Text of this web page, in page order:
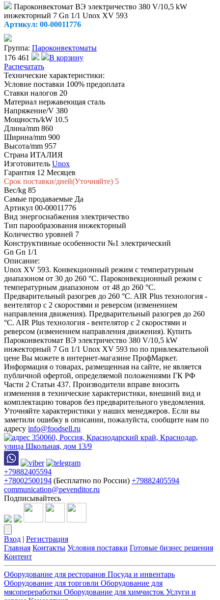
Пароконвектомат ВЭ электричество 380 V/10,5 kW
инжекторный 7 Gn 1/1 Unox XV 593
Артикул: 00-00011776
Группа: Пароконвектоматы
176 461
В корзину
Распечатать
Технические характеристики:
Условие поставки 100% предоплата
Ставки налогов 20
Материал нержавеющая сталь
Напряжение/V 380
Мощность/kW 10.5
Длина/mm 860
Ширина/mm 900
Высота/mm 957
Страна ИТАЛИЯ
Изготовитель Unox
Гарантия 12 Месяцев
Срок поставки/дней(Уточняйте) 5
Вес/kg 85
Самые продаваемые Да
Артикул 00-00011776
Вид энергоснабжения электричество
Тип парообразования инжекторный
Количество уровней 7
Конструктивные особенности №1 электрический
Gn Gn 1/1
Описание:
Unox XV 593. Конвекционный режим с температурным
диапазоном от 30 до 260 °C. Пароконвекционный режим с
температурным диапазоном от 48 до 260 °C.
Предварительный разогрев до 260 °C. AIR Plus технология -
вентелятор с 2 скоростями и реверсом (изменением
направления движения). Предварительный разогрев до 260
°C. AIR Plus технология - вентелятор с 2 скоростями и
реверсом (изменением направления движения). Купить
Пароконвектомат ВЭ электричество 380 V/10,5 kW
инжекторный 7 Gn 1/1 Unox XV 593 по по привлекательной
цене Вы можете в интернет-магазине ПрофМаркет.
Информация о товарах, размещенная на сайте, не является
публичной офертой, определяемой положениями ГК РФ
Части 2 Статьи 437. Производители вправе вносить
изменения в технические характеристики, внешний вид и
комплектацию товаров без предварительного уведомления.
Уточняйте характеристики у наших менеджеров. Если вы
заметили ошибку в описании, пожалуйста, сообщите нам по
адресу info@foodsell.ru
350060, Россия, Краснодарский край, Краснодар,
улица Школьная, дом 13/9
+79882405594
+78002500194 (Бесплатно по России) +79882405594
communication@pevenditor.ru
Подписывайтесь
Вход | Регистрация
Главная Контакты Условия поставки Готовые бизнес решения
Контент
Оборудование для ресторанов Посуда и инвентарь
Оборудование для торговли Оборудование для
мясопереработки Оборудование для химчисток Услуги и